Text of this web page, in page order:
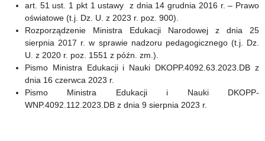
art. 51 ust. 1 pkt 1 ustawy z dnia 14 grudnia 2016 r. – Prawo
oświatowe (t.j. Dz. U. z 2023 r. poz. 900).
Rozporządzenie Ministra Edukacji Narodowej z dnia 25
sierpnia 2017 r. w sprawie nadzoru pedagogicznego (t.j. Dz.
U. z 2020 r. poz. 1551 z późn. zm.).
Pismo Ministra Edukacji i Nauki DKOPP.4092.63.2023.DB z
dnia 16 czerwca 2023 r.
Pismo Ministra Edukacji i Nauki DKOPP-
WNP.4092.112.2023.DB z dnia 9 sierpnia 2023 r.
r.
w
sprawie
Planu
nadzoru